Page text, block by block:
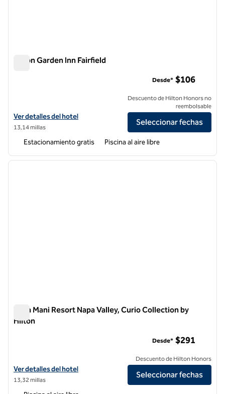
Hilton Garden Inn Fairfield
Ver detalles del hotel Hilton Garden Inn Fairfield
Ver detalles del hotel
13,14 millas
Desde* $106
Descuento de Hilton Honors no
reembolsable
Seleccionar fechas
Estacionamiento gratis Piscina al aire libre
1 de 6
Casa Mani Resort Napa Valley, Curio Collection by
Hilton
Ver detalles del hotel Casa Mani Resort Napa Valley, Curio Collection
Ver detalles del hotel
13,32 millas
Desde* $291
Descuento de Hilton Honors
Seleccionar fechas